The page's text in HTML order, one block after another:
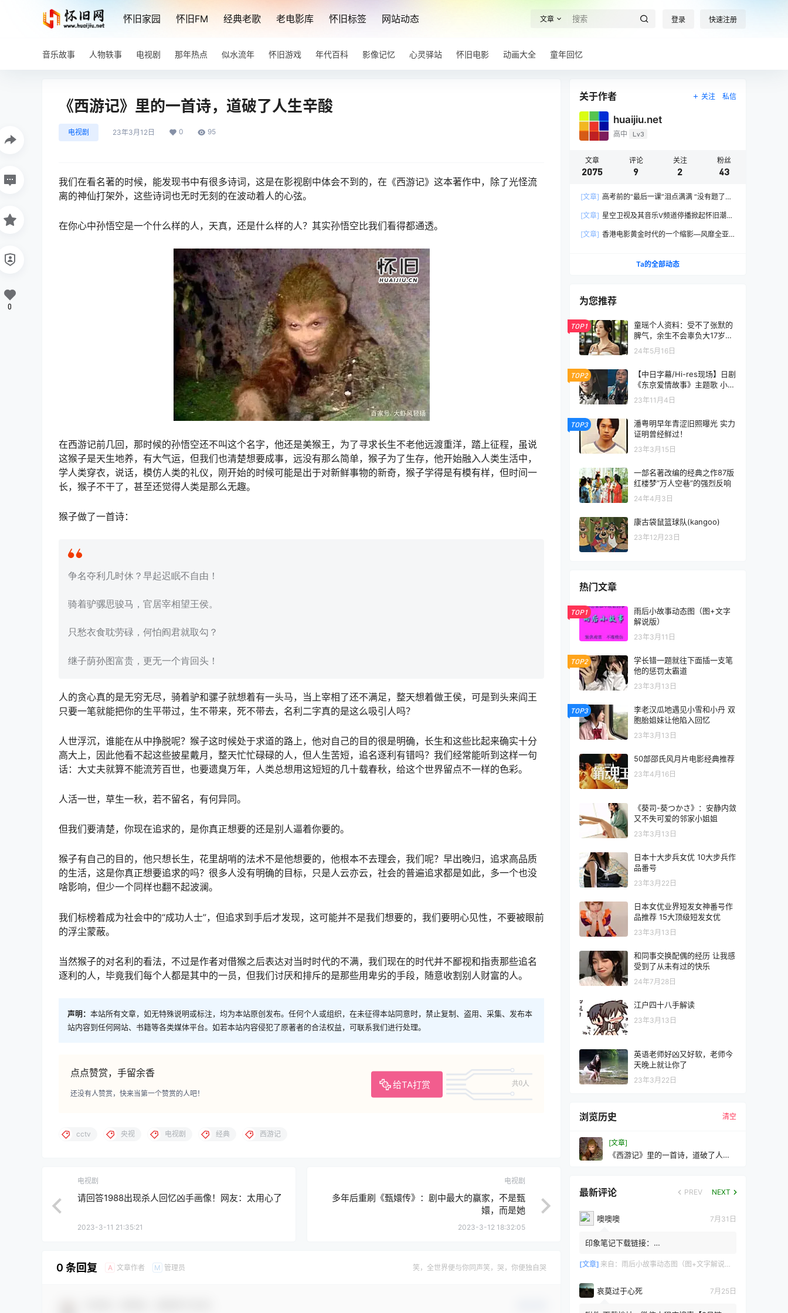
怀旧家园 怀旧FM 经典老歌 老电影库 怀旧标签 网站动态 文章 登录 快速注册
音乐故事 人物轶事 电视剧 那年热点 似水流年 怀旧游戏 年代百科 影像记忆 心灵驿站 怀旧电影 动画大全 童年回忆
《西游记》里的一首诗，道破了人生辛酸
电视剧 23年3月12日 0 95
我们在看名著的时候，能发现书中有很多诗词，这是在影视剧中体会不到的，在《西游记》这本著作中，除了光怪流
离的神仙打架外，这些诗词也无时无刻的在波动着人的心弦。
在你心中孙悟空是一个什么样的人，天真，还是什么样的人？其实孙悟空比我们看得都通透。
在西游记前几回，那时候的孙悟空还不叫这个名字，他还是美猴王，为了寻求长生不老他远渡重洋，踏上征程，虽说
这猴子是天生地养，有大气运，但我们也清楚想要成事，远没有那么简单，猴子为了生存，他开始融入人类生活中，
学人类穿衣，说话，模仿人类的礼仪，刚开始的时候可能是出于对新鲜事物的新奇，猴子学得是有模有样，但时间一
长，猴子不干了，甚至还觉得人类是那么无趣。
猴子做了一首诗：
争名夺利几时休？早起迟眠不自由！
骑着驴骡思骏马，官居宰相望王侯。
只愁衣食耽劳碌，何怕阎君就取勾？
继子荫孙图富贵，更无一个肯回头！
人的贪心真的是无穷无尽，骑着驴和骡子就想着有一头马，当上宰相了还不满足，整天想着做王侯，可是到头来阎王
只要一笔就能把你的生平带过，生不带来，死不带去，名利二字真的是这么吸引人吗？
人世浮沉，谁能在从中挣脱呢？猴子这时候处于求道的路上，他对自己的目的很是明确，长生和这些比起来确实十分
高大上，因此他看不起这些披星戴月，整天忙忙碌碌的人，但人生苦短，追名逐利有错吗？我们经常能听到这样一句
话：大丈夫就算不能流芳百世，也要遗臭万年，人类总想用这短短的几十载春秋，给这个世界留点不一样的色彩。
人活一世，草生一秋，若不留名，有何异同。
但我们要清楚，你现在追求的，是你真正想要的还是别人逼着你要的。
猴子有自己的目的，他只想长生，花里胡哨的法术不是他想要的，他根本不去理会，我们呢？早出晚归，追求高品质
的生活，这是你真正想要追求的吗？很多人没有明确的目标，只是人云亦云，社会的普遍追求都是如此，多一个也没
啥影响，但少一个同样也翻不起波澜。
我们标榜着成为社会中的“成功人士”，但追求到手后才发现，这可能并不是我们想要的，我们要明心见性，不要被眼前
的浮尘蒙蔽。
当然猴子的对名利的看法，不过是作者对借猴之后表达对当时时代的不满，我们现在的时代并不鄙视和指责那些追名
逐利的人，毕竟我们每个人都是其中的一员，但我们讨厌和排斥的是那些用卑劣的手段，随意收割别人财富的人。
声明： 本站所有文章，如无特殊说明或标注，均为本站原创发布。任何个人或组织，在未征得本站同意时，禁止复制、盗用、采集、发布本
站内容到任何网站、书籍等各类媒体平台。如若本站内容侵犯了原著者的合法权益，可联系我们进行处理。
点点赞赏，手留余香
给TA打赏 共0人
还没有人赞赏，快来当第一个赞赏的人吧！
0
cctv 央视 电视剧 经典 西游记
电视剧
请回答1988出现杀人回忆凶手画像！网友：太用心了
2023-3-11 21:35:21
电视剧
多年后重刷《甄嬛传》：剧中最大的赢家，不是甄
嬛，而是她
2023-3-12 18:32:05
0 条回复 A 文章作者 M 管理员 笑，全世界便与你同声笑，哭，你便独自哭
关于作者 关注 私信
huaijiu.net
高中 Lv3
文章
2075
评论
9
关注
2
粉丝
43
[文章] 高考前的“最后一课”泪点满满 “没有题了，
高考！
[文章] 星空卫视及其音乐V频道停播掀起怀旧潮，
[文章] 香港电影黄金时代的一个缩影—风靡全亚
Ta的全部动态
为您推荐
TOP1
童瑶个人资料：受不了张默的
脾气，余生不会辜负大17岁的
富商
24年5月16日
TOP2
【中日字幕/Hi-res现场】日剧
《东京爱情故事》主题歌 小田
和正 - ラブ・ストーリーは突
然に
23年11月4日
TOP3
潘粤明早年青涩旧照曝光 实力
证明曾经鲜过！
23年3月15日
一部名著改编的经典之作87版
红楼梦“万人空巷”的强烈反响
24年4月3日
康古袋鼠篮球队(kangoo)
23年12月23日
热门文章
TOP1
雨后小故事动态图（图+文字
解说版）
23年3月11日
TOP2
学长错一题就往下面插一支笔
他的惩罚太霸道
23年3月13日
TOP3
李老汉瓜地遇见小雪和小丹 双
胞胎姐妹让他陷入回忆
23年3月13日
50部邵氏风月片电影经典推荐
23年4月16日
《葵司-葵つかさ》：安静内敛
又不失可爱的邻家小姐姐
23年3月13日
日本十大步兵女优 10大步兵作
品番号
23年3月22日
日本女优业界短发女神番号作
品推荐 15大顶级短发女优
23年3月13日
和同事交换配偶的经历 让我感
受到了从未有过的快乐
24年7月28日
江户四十八手解读
23年3月13日
英语老师好凶又好软，老师今
天晚上就让你了
23年3月22日
浏览历史 清空
[文章]
《西游记》里的一首诗，道破了人生
最新评论 PREV NEXT
噢噢噢 7月31日
印象笔记下载链接：
[文章] 来自： 雨后小故事动态图（图+文字解说版）
哀莫过于心死 7月25日